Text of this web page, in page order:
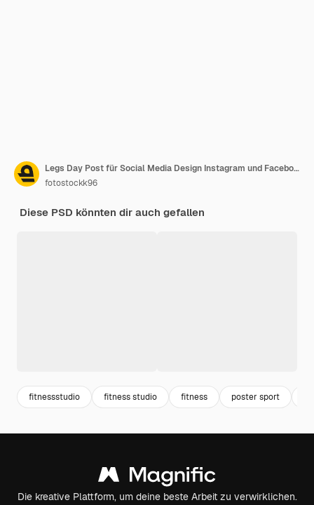
Legs Day Post für Social Media Design Instagram und Facebook
fotostockk96
Diese PSD könnten dir auch gefallen
fitnessstudio fitness studio fitness poster sport
Die kreative Plattform, um deine beste Arbeit zu verwirklichen.